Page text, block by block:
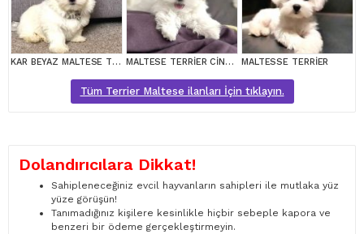
KAR BEYAZ MALTESE TERRİER CİNSLERİ MALTESE TERRİER CİNSİ YAVRULAR MALTESSE TERRİER
Tüm Terrier Maltese ilanları İçin tıklayın.
Dolandırıcılara Dikkat!
Sahipleneceğiniz evcil hayvanların sahipleri ile mutlaka yüz
yüze görüşün!
Tanımadığınız kişilere kesinlikle hiçbir sebeple kapora ve
benzeri bir ödeme gerçekleştirmeyin.